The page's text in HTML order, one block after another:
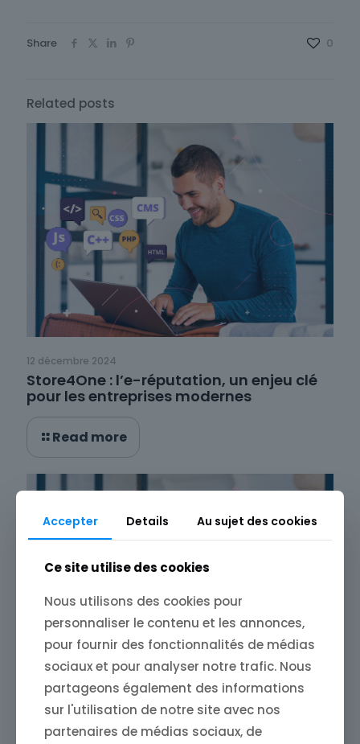
Share 0
Related posts
12 décembre 2024
Store4One : l’e-réputation, un enjeu clé
pour les entreprises modernes
Read more
12 décembre 2024
Store4One : surveiller votre marque en
Accepter Details Au sujet des cookies
Ce site utilise des cookies
Nous utilisons des cookies pour
personnaliser le contenu et les annonces,
pour fournir des fonctionnalités de médias
sociaux et pour analyser notre trafic. Nous
partageons également des informations
sur l'utilisation de notre site avec nos
partenaires de médias sociaux, de